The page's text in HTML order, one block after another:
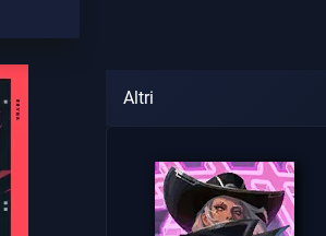
Altri